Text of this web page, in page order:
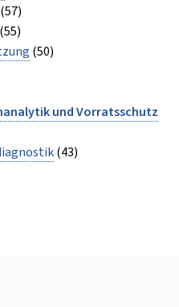
(57)
(55)
(50)
und Vorratsschutz
(43)